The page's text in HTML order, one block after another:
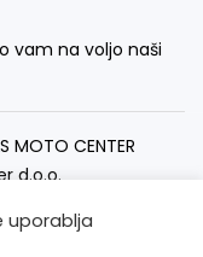
vam na voljo naši
CENTER
d.o.o.
uporablja